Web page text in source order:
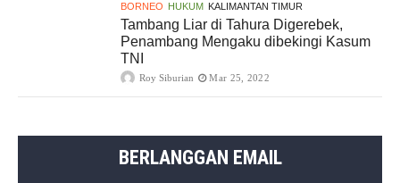
BORNEO HUKUM KALIMANTAN TIMUR
Tambang Liar di Tahura Digerebek,
Penambang Mengaku dibekingi Kasum
TNI
Roy Siburian Mar 25, 2022
BERLANGGAN EMAIL